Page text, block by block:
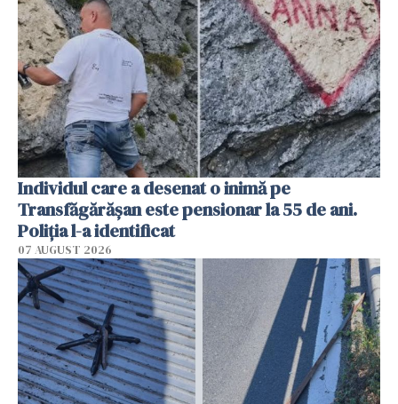
Individul care a desenat o inimă pe
Transfăgărășan este pensionar la 55 de ani.
Poliția l-a identificat
07 AUGUST 2026